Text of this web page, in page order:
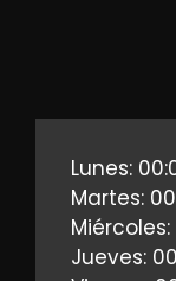
Lunes:
Martes:
Jueves: